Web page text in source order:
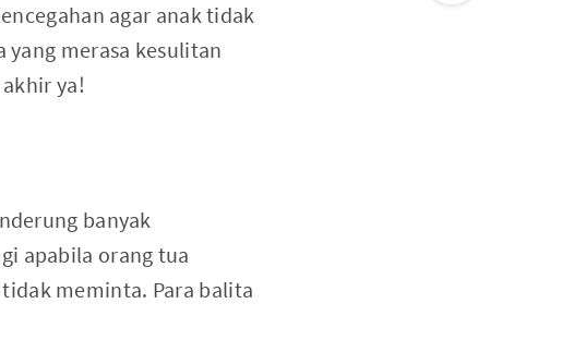
agar anak tidak
merasa kesulitan
ya!
banyak
apabila orang tua
meminta. Para balita